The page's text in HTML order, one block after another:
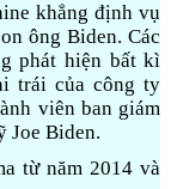
khẳng định vụ
ông Biden. Các
phát hiện bất kì
trái của công ty
viên ban giám
Joe Biden.
từ năm 2014 và